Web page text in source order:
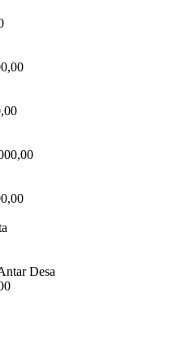
PEMILIHAN PERBEKEL
Desa